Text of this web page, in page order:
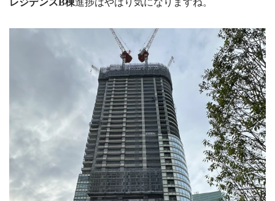
レジデンスB棟進捗はやはり気になりますね。